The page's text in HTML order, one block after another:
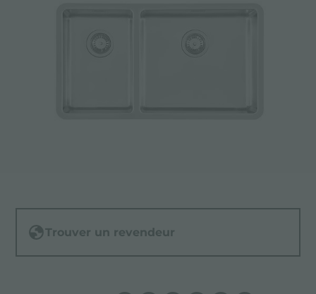
Trouver un revendeur